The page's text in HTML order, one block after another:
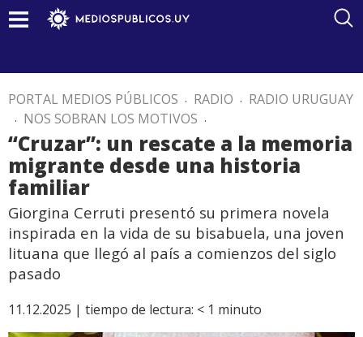
PORTAL MEDIOS PÚBLICOS . RADIO . RADIO URUGUAY
. NOS SOBRAN LOS MOTIVOS .
“Cruzar”: un rescate a la memoria
migrante desde una historia
familiar
Giorgina Cerruti presentó su primera novela
inspirada en la vida de su bisabuela, una joven
lituana que llegó al país a comienzos del siglo
pasado
11.12.2025 | tiempo de lectura: < 1 minuto